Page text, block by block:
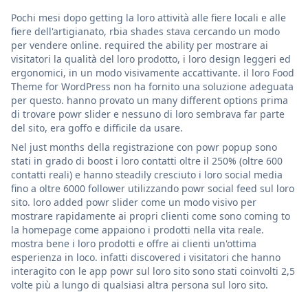
Pochi mesi dopo getting la loro attività alle fiere locali e alle
fiere dell'artigianato, rbia shades stava cercando un modo
per vendere online. required the ability per mostrare ai
visitatori la qualità del loro prodotto, i loro design leggeri ed
ergonomici, in un modo visivamente accattivante. il loro Food
Theme for WordPress non ha fornito una soluzione adeguata
per questo. hanno provato un many different options prima
di trovare powr slider e nessuno di loro sembrava far parte
del sito, era goffo e difficile da usare.
Nel just months della registrazione con powr popup sono
stati in grado di boost i loro contatti oltre il 250% (oltre 600
contatti reali) e hanno steadily cresciuto i loro social media
fino a oltre 6000 follower utilizzando powr social feed sul loro
sito. loro added powr slider come un modo visivo per
mostrare rapidamente ai propri clienti come sono coming to
la homepage come appaiono i prodotti nella vita reale.
mostra bene i loro prodotti e offre ai clienti un'ottima
esperienza in loco. infatti discovered i visitatori che hanno
interagito con le app powr sul loro sito sono stati coinvolti 2,5
volte più a lungo di qualsiasi altra persona sul loro sito.